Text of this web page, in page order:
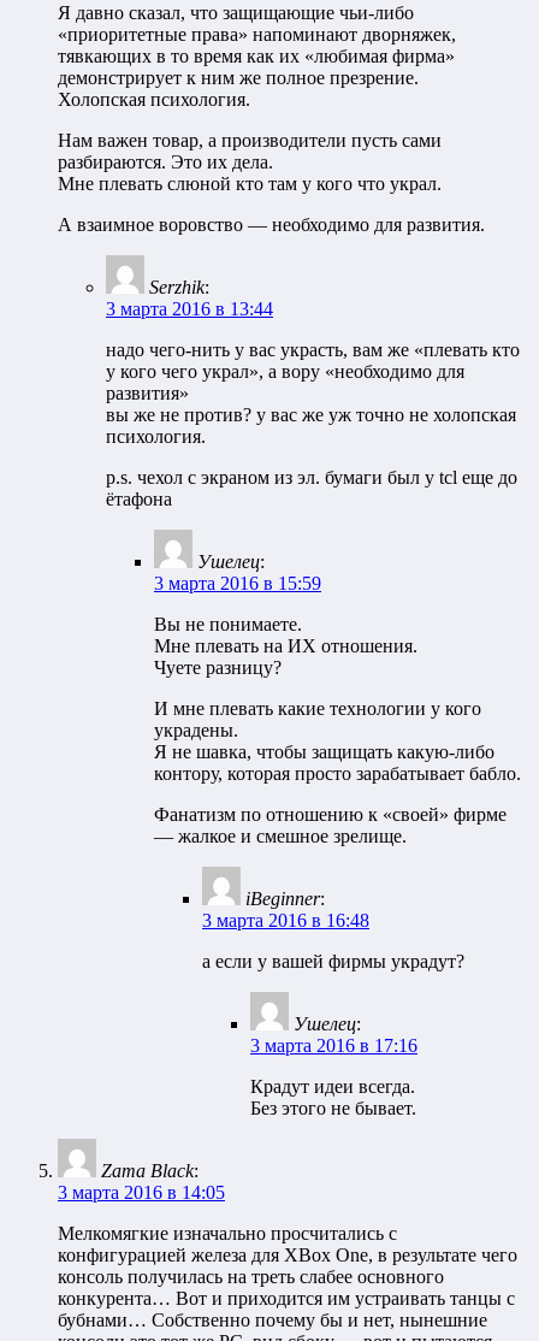
Я давно сказал, что защищающие чьи-либо
«приоритетные права» напоминают дворняжек,
тявкающих в то время как их «любимая фирма»
демонстрирует к ним же полное презрение.
Холопская психология.
Нам важен товар, а производители пусть сами
разбираются. Это их дела.
Мне плевать слюной кто там у кого что украл.
А взаимное воровство — необходимо для развития.
Serzhik:
3 марта 2016 в 13:44
надо чего-нить у вас украсть, вам же «плевать кто
у кого чего украл», а вору «необходимо для
развития»
вы же не против? у вас же уж точно не холопская
психология.
p.s. чехол с экраном из эл. бумаги был у tcl еще до
ётафона
Ушелец:
3 марта 2016 в 15:59
Вы не понимаете.
Мне плевать на ИХ отношения.
Чуете разницу?
И мне плевать какие технологии у кого
украдены.
Я не шавка, чтобы защищать какую-либо
контору, которая просто зарабатывает бабло.
Фанатизм по отношению к «своей» фирме
— жалкое и смешное зрелище.
iBeginner:
3 марта 2016 в 16:48
а если у вашей фирмы украдут?
Ушелец:
3 марта 2016 в 17:16
Крадут идеи всегда.
Без этого не бывает.
Zama Black:
3 марта 2016 в 14:05
Мелкомягкие изначально просчитались с
конфигурацией железа для XBох One, в результате чего
консоль получилась на треть слабее основного
конкурента… Вот и приходится им устраивать танцы с
бубнами… Собственно почему бы и нет, нынешние